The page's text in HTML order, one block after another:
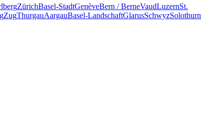
ZürichBasel-StadtGenèveBern / BerneVaudLuzernSt.
ZugThurgauAargauBasel-LandschaftGlarusSchwyzSolothurn